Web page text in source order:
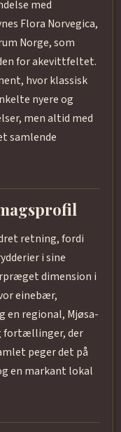
med
Flora Norvegica,
Norge, som
for akevittfeltet.
hvor klassisk
nyere og
men altid med
samlende
retning, fordi
i sine
dimension i
einebær,
en regional, Mjøsa-
fortællinger, der
peger det på
en markant lokal